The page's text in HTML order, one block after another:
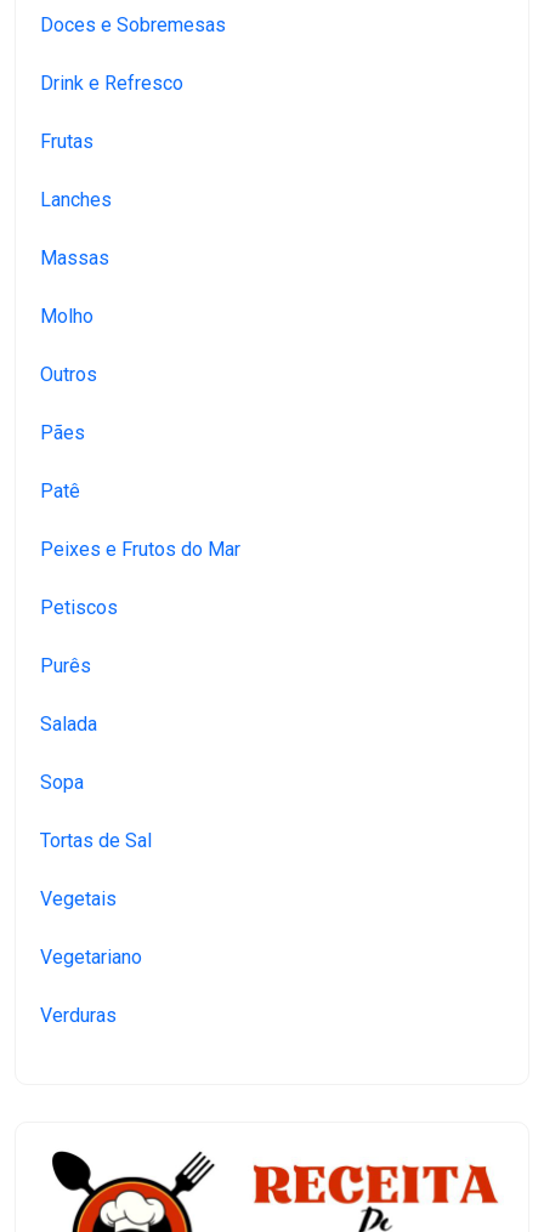
Doces e Sobremesas
Drink e Refresco
Frutas
Lanches
Massas
Molho
Outros
Pães
Patê
Peixes e Frutos do Mar
Petiscos
Purês
Salada
Sopa
Tortas de Sal
Vegetais
Vegetariano
Verduras